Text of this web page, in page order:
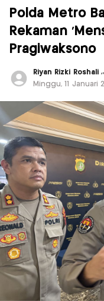
Polda Metro
Rekaman
Pragiwaksono
Riyan Rizki Roshali ,
Minggu, 11 Januari